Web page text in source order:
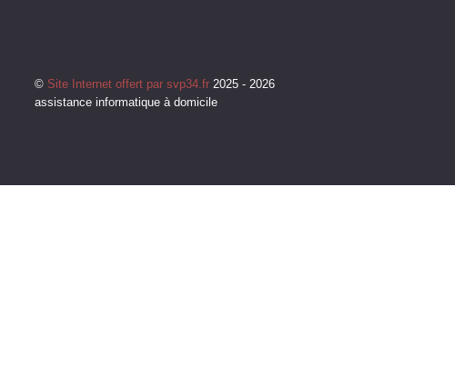
© Site Internet offert par svp34.fr 2025 - 2026
assistance informatique à domicile